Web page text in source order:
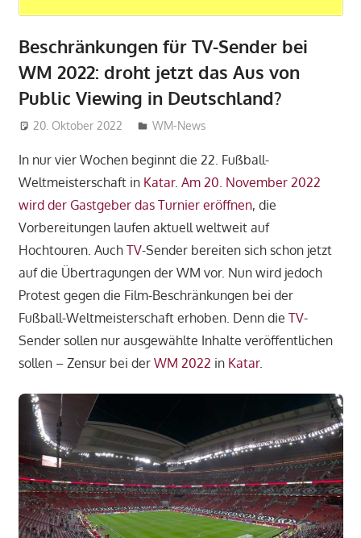
Beschränkungen für TV-Sender bei
WM 2022: droht jetzt das Aus von
Public Viewing in Deutschland?
20. Oktober 2022 DanielR
WM-News
In nur vier Wochen beginnt die 22. Fußball-
Weltmeisterschaft in Katar. Am 20. November 2022
wird der Gastgeber das Turnier eröffnen, die
Vorbereitungen laufen aktuell weltweit auf
Hochtouren. Auch TV-Sender bereiten sich schon jetzt
auf die Übertragungen der WM vor. Nun wird jedoch
Protest gegen die Film-Beschränkungen bei der
Fußball-Weltmeisterschaft erhoben. Denn die TV-
Sender sollen nur ausgewählte Inhalte veröffentlichen
sollen – Zensur bei der WM 2022 in Katar.